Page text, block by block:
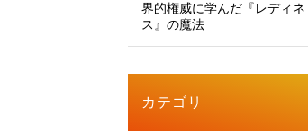
界的権威に学んだ『レディネ
ス』の魔法
カテゴリ